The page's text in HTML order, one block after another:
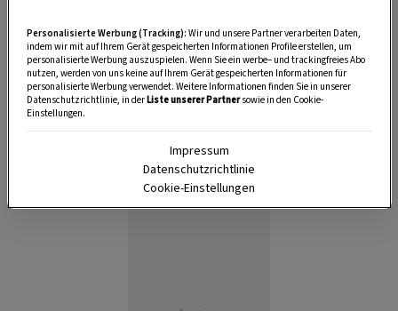
Personalisierte Werbung (Tracking): Wir und unsere Partner verarbeiten Daten,
indem wir mit auf Ihrem Gerät gespeicherten Informationen Profile erstellen, um
personalisierte Werbung auszuspielen. Wenn Sie ein werbe– und trackingfreies Abo
nutzen, werden von uns keine auf Ihrem Gerät gespeicherten Informationen für
personalisierte Werbung verwendet. Weitere Informationen finden Sie in unserer
Datenschutzrichtlinie, in derListe unserer Partnersowie in den Cookie-
Einstellungen.
Impressum
Datenschutzrichtlinie
Cookie-Einstellungen